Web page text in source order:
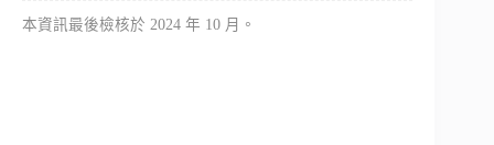
本資訊最後檢核於 2024 年 10 月。